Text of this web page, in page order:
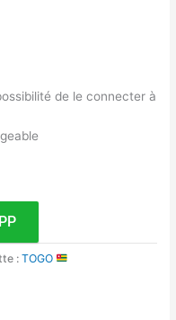
de le connecter à
:TOGO